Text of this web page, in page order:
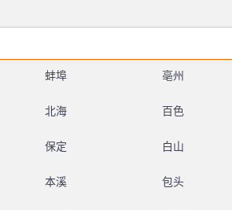
蚌埠 亳州
北海 百色
保定 白山
本溪 包头